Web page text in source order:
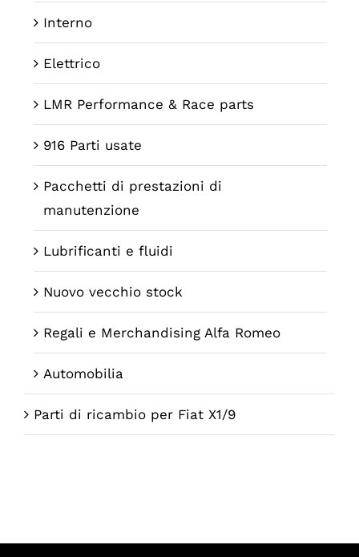
Interno
Elettrico
LMR Performance & Race parts
916 Parti usate
Pacchetti di prestazioni di
manutenzione
Lubrificanti e fluidi
Nuovo vecchio stock
Regali e Merchandising Alfa Romeo
Automobilia
Parti di ricambio per Fiat X1/9